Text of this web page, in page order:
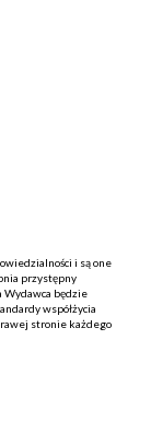
i są one
przystępny
Wydawca będzie
współżycia
stronie każdego